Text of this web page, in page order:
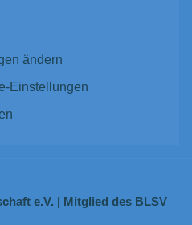
ändern
Einstellungen
e.V. | Mitglied des BLSV